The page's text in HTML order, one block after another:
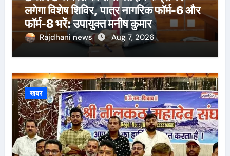
लगेगा विशेष शिविर, पात्र नागरिक फॉर्म-6 और
फॉर्म-8 भरें: उपायुक्त मनीष कुमार
Rajdhani news Aug 7, 2026
खबर